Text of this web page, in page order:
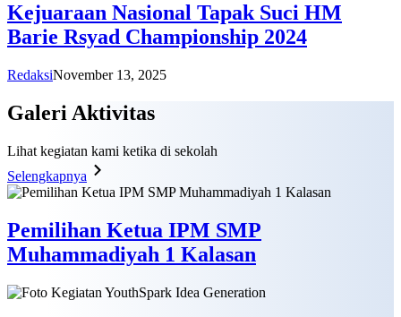
Kejuaraan Nasional Tapak Suci HM
Barie Rsyad Championship 2024
RedaksiNovember 13, 2025
Galeri Aktivitas
Lihat kegiatan kami ketika di sekolah
Selengkapnya
Pemilihan Ketua IPM SMP
Muhammadiyah 1 Kalasan